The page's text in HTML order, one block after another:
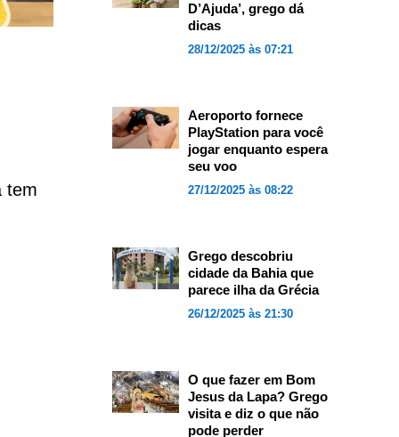
tem
D’Ajuda’, grego dá
dicas
28/12/2025 às 07:21
Aeroporto fornece
PlayStation para você
jogar enquanto espera
seu voo
27/12/2025 às 08:22
Grego descobriu
cidade da Bahia que
parece ilha da Grécia
26/12/2025 às 21:30
O que fazer em Bom
Jesus da Lapa? Grego
visita e diz o que não
pode perder